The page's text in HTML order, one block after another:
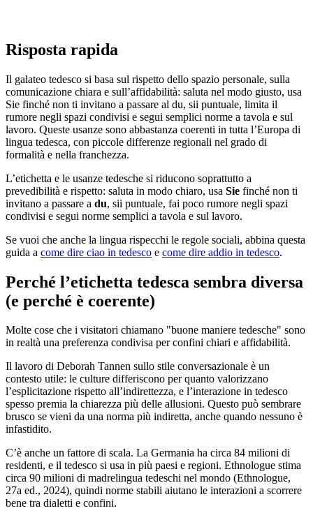
Risposta rapida
Il galateo tedesco si basa sul rispetto dello spazio personale, sulla
comunicazione chiara e sull’affidabilità: saluta nel modo giusto, usa
Sie finché non ti invitano a passare al du, sii puntuale, limita il
rumore negli spazi condivisi e segui semplici norme a tavola e sul
lavoro. Queste usanze sono abbastanza coerenti in tutta l’Europa di
lingua tedesca, con piccole differenze regionali nel grado di
formalità e nella franchezza.
L’etichetta e le usanze tedesche si riducono soprattutto a
prevedibilità e rispetto: saluta in modo chiaro, usa Sie finché non ti
invitano a passare a du, sii puntuale, fai poco rumore negli spazi
condivisi e segui norme semplici a tavola e sul lavoro.
Se vuoi che anche la lingua rispecchi le regole sociali, abbina questa
guida a come dire ciao in tedesco e come dire addio in tedesco.
Perché l’etichetta tedesca sembra diversa
(e perché è coerente)
Molte cose che i visitatori chiamano "buone maniere tedesche" sono
in realtà una preferenza condivisa per confini chiari e affidabilità.
Il lavoro di Deborah Tannen sullo stile conversazionale è un
contesto utile: le culture differiscono per quanto valorizzano
l’esplicitazione rispetto all’indirettezza, e l’interazione in tedesco
spesso premia la chiarezza più delle allusioni. Questo può sembrare
brusco se vieni da una norma più indiretta, anche quando nessuno è
infastidito.
C’è anche un fattore di scala. La Germania ha circa 84 milioni di
residenti, e il tedesco si usa in più paesi e regioni. Ethnologue stima
circa 90 milioni di madrelingua tedeschi nel mondo (Ethnologue,
27a ed., 2024), quindi norme stabili aiutano le interazioni a scorrere
bene tra dialetti e confini.